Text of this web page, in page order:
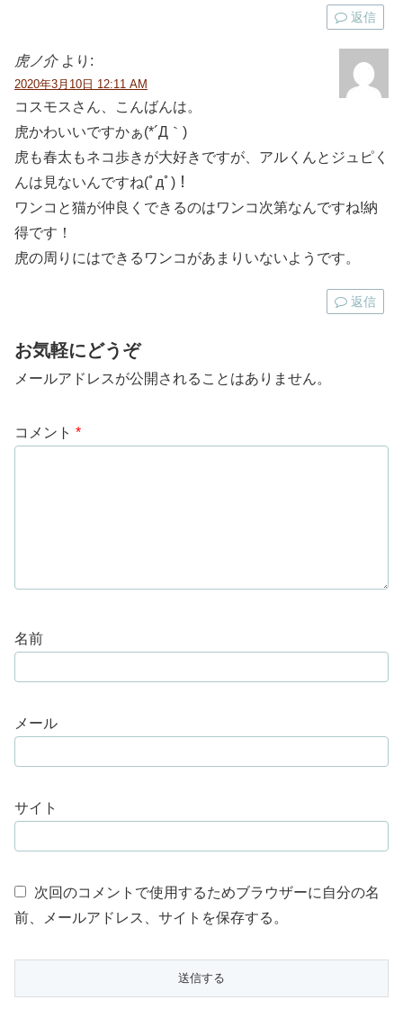
返信
虎ノ介 より:
2020年3月10日 12:11 AM
コスモスさん、こんばんは。
虎かわいいですかぁ(*´Д｀)
虎も春太もネコ歩きが大好きですが、アルくんとジュピく
んは見ないんですね(ﾟдﾟ)！
ワンコと猫が仲良くできるのはワンコ次第なんですね!納
得です！
虎の周りにはできるワンコがあまりいないようです。
返信
お気軽にどうぞ
メールアドレスが公開されることはありません。
コメント *
名前
メール
サイト
次回のコメントで使用するためブラウザーに自分の名
前、メールアドレス、サイトを保存する。